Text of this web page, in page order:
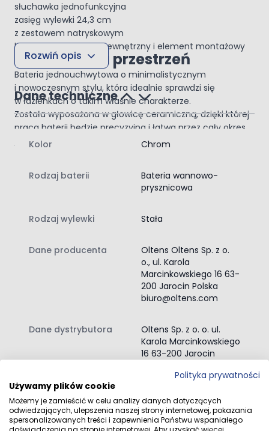
słuchawka jednofunkcyjna
zasięg wylewki 24,3 cm
z zestawem natryskowym
kompletna: element zewnętrzny i element montażowy
Nowoczesna przestrzeń
Bateria jednouchwytowa o minimalistycznym
i nowoczesnym stylu, która idealnie sprawdzi się
w łazienkach o takim właśnie charakterze.
Została wyposażona w głowicę ceramiczną, dzięki której
praca baterii będzie precyzyjna i łatwa przez cały okres
jej eksploatacji.
Idealne rozwiązanie do wanien
wolnostojących
Całkowita wysokość baterii 112,1 cm, wysokość wypływu
Zawartość zestawu:
bateria wannowo-prysznicowa
instrukcja montażu baterii wannowo‑prysznicowej
wąż prysznicowy z obrotową końcówką
Rozwiń opis
Dane techniczne
Kolor Chrom
Rodzaj baterii
Bateria wannowo-
prysznicowa
Rodzaj wylewki Stała
Dane producenta
Oltens Oltens Sp. z o.
o., ul. Karola
Marcinkowskiego 16 63-
200 Jarocin Polska
biuro@oltens.com
Dane dystrybutora
Oltens Sp. z o. o. ul.
Karola Marcinkowskiego
16 63-200 Jarocin
Przejdź do całego opisu
Polityka prywatności
Używamy plików cookie
Możemy je zamieścić w celu analizy danych dotyczących
odwiedzających, ulepszenia naszej strony internetowej, pokazania
spersonalizowanych treści i zapewnienia Państwu wspaniałego